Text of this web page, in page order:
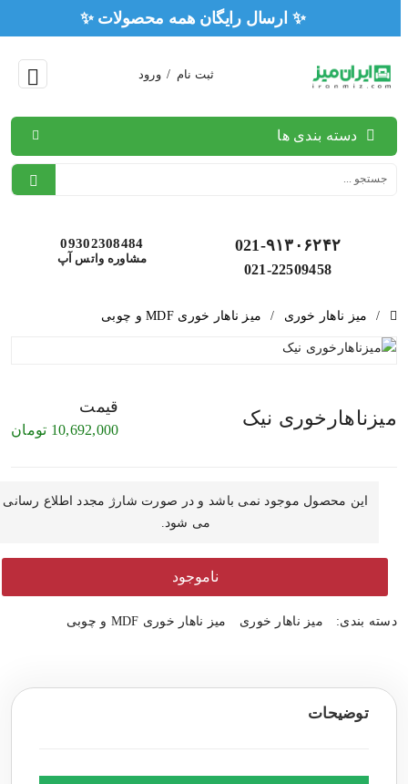
✨ ارسال رایگان همه
ثبت نام / ورود
دسته بندی ها
021-۹۱۳۰۶۲۴۲
021-22509458
09302308484
مشاوره واتس آپ
میز ناهار خوری میز ناهار خوری MDF و چوبی
میزناهارخوری نیک قیمت
10,692,000 تومان
این محصول موجود نمی باشد و در صورت شارژ مجدد اطلاع رسانی
می شود.
ناموجود
دسته بندی: میز ناهار خوری میز ناهار خوری MDF و چوبی
توضیحات